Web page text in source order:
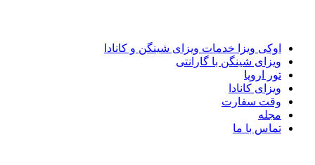
اوکی ویزا خدمات ویزای شینگن و کانادا
ویزای شینگن با گارانتی
تور اروپا
ویزای کانادا
وقت سفارت
مجله
تماس با ما